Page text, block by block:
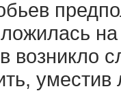
возникло